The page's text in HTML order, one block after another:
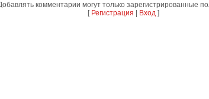
комментарии могут только зарегистрированные
[ Регистрация Вход]